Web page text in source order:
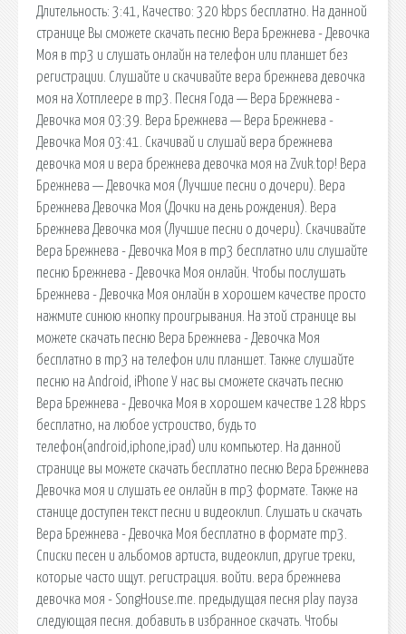
Длительность: 3:41, Качество: 320 kbps бесплатно. На данной
странице Вы сможете скачать песню Вера Брежнева - Девочка
Моя в mp3 и слушать онлайн на телефон или планшет без
регистрации. Слушайте и скачивайте вера брежнева девочка
моя на Хотплеере в mp3. Песня Года — Вера Брежнева -
Девочка моя 03:39. Вера Брежнева — Вера Брежнева -
Девочка Моя 03:41. Скачивай и слушай вера брежнева
девочка моя и вера брежнева девочка моя на Zvuk.top! Вера
Брежнева — Девочка моя (Лучшие песни о дочери). Вера
Брежнева Девочка Моя (Дочки на день рождения). Вера
Брежнева Девочка моя (Лучшие песни о дочери). Скачивайте
Вера Брежнева - Девочка Моя в mp3 бесплатно или слушайте
песню Брежнева - Девочка Моя онлайн. Чтобы послушать
Брежнева - Девочка Моя онлайн в хорошем качестве просто
нажмите синюю кнопку проигрывания. На этой странице вы
можете скачать песню Вера Брежнева - Девочка Моя
бесплатно в mp3 на телефон или планшет. Также слушайте
песню на Android, iPhone У нас вы сможете скачать песню
Вера Брежнева - Девочка Моя в хорошем качестве 128 kbps
бесплатно, на любое устроиство, будь то
телефон(android,iphone,ipad) или компьютер. На данной
странице вы можете скачать бесплатно песню Вера Брежнева
Девочка моя и слушать ее онлайн в mp3 формате. Также на
станице доступен текст песни и видеоклип. Слушать и скачать
Вера Брежнева - Девочка Моя бесплатно в формате mp3.
Списки песен и альбомов артиста, видеоклип, другие треки,
которые часто ищут. регистрация. войти. вера брежнева
девочка моя - SongHouse.me. предыдущая песня play пауза
следующая песня. добавить в избранное скачать. Чтобы